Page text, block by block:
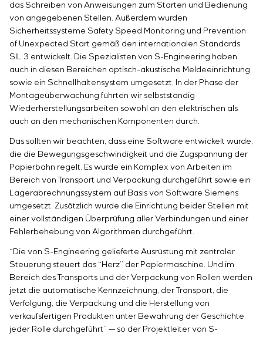
das Schreiben von Anweisungen zum Starten und Bedienung
von angegebenen Stellen. Außerdem wurden
Sicherheitssysteme Safety Speed ​​​​​​Monitoring und Prevention
of Unexpected Start gemäß den internationalen Standards
SIL 3 entwickelt. Die Spezialisten von S-Engineering haben
auch in diesen Bereichen optisch-akustische Meldeeinrichtung
sowie ein Schnellhaltensystem umgesetzt. In der Phase der
Montageüberwachung führten wir selbstständig
Wiederherstellungsarbeiten sowohl an den elektrischen als
auch an den mechanischen Komponenten durch.
Das sollten wir beachten, dass eine Software entwickelt wurde,
die die Bewegungsgeschwindigkeit und die Zugspannung der
Papierbahn regelt. Es wurde ein Komplex von Arbeiten im
Bereich von Transport und Verpackung durchgeführt sowie ein
Lagerabrechnungssystem auf Basis von Software Siemens
umgesetzt. Zusätzlich wurde die Einrichtung beider Stellen mit
einer vollständigen Überprüfung aller Verbindungen und einer
Fehlerbehebung von Algorithmen durchgeführt.
“Die von S-Engineering gelieferte Ausrüstung mit zentraler
Steuerung steuert das “Herz” der Papiermaschine. Und im
Bereich des Transports und der Verpackung von Rollen werden
jetzt die automatische Kennzeichnung, der Transport, die
Verfolgung, die Verpackung und die Herstellung von
verkaufsfertigen Produkten unter Bewahrung der Geschichte
jeder Rolle durchgeführt” — so der Projektleiter von S-